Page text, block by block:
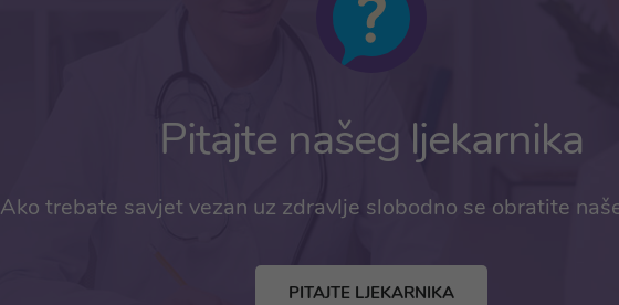
Pitajte našeg ljekarnika
Ako trebate savjet vezan uz zdravlje slobodno se obratite
PITAJTE LJEKARNIKA